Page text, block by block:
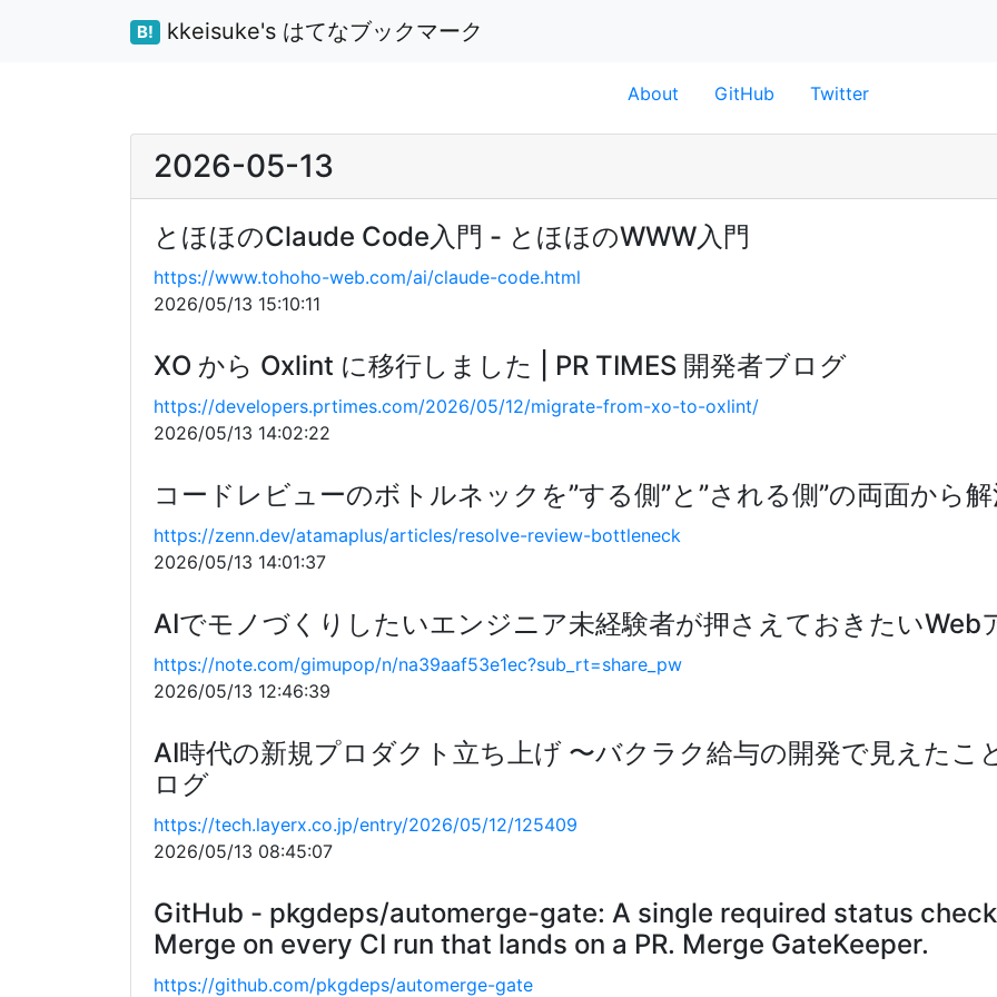
B! kkeisuke's はてなブックマーク
About GitHub Twitter
2026-05-13
とほほのClaude Code入門 - とほほのWWW入門
https://www.tohoho-web.com/ai/claude-code.html
2026/05/13 15:10:11
XO から Oxlint に移行しました | PR TIMES 開発者ブログ
https://developers.prtimes.com/2026/05/12/migrate-from-xo-to-oxlint/
2026/05/13 14:02:22
コードレビューのボトルネックを”する側”と”される側”の両面から
https://zenn.dev/atamaplus/articles/resolve-review-bottleneck
2026/05/13 14:01:37
AIでモノづくりしたいエンジニア未経験者が押さえておきたいWeb
https://note.com/gimupop/n/na39aaf53e1ec?sub_rt=share_pw
2026/05/13 12:46:39
AI時代の新規プロダクト立ち上げ 〜バクラク給与の開発で見えた
ログ
https://tech.layerx.co.jp/entry/2026/05/12/125409
2026/05/13 08:45:07
GitHub - pkgdeps/automerge-gate: A single required status
Merge on every CI run that lands on a PR. Merge GateKeeper.
https://github.com/pkgdeps/automerge-gate